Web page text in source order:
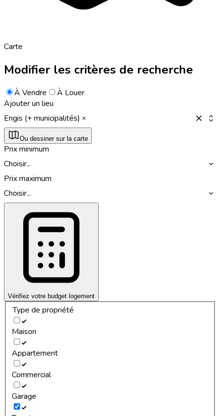
Carte
Modifier les critères de recherche
À Vendre
À Louer
Ajouter un lieu
Engis (+ municipalités)
Ou dessiner sur la carte
Prix minimum
Choisir...
Prix maximum
Choisir...
Vérifiez votre budget logement
Type de propriété
Maison
Appartement
Commercial
Garage